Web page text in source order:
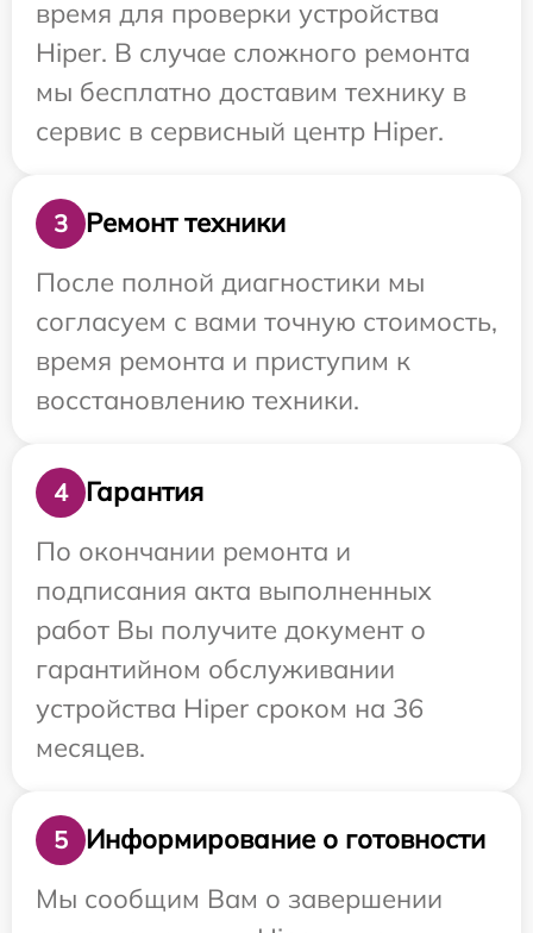
время для проверки устройства
Hiper. В случае сложного ремонта
мы бесплатно доставим технику в
сервис в сервисный центр Hiper.
3
Ремонт техники
После полной диагностики мы
согласуем с вами точную стоимость,
время ремонта и приступим к
восстановлению техники.
4
Гарантия
По окончании ремонта и
подписания акта выполненных
работ Вы получите документ о
гарантийном обслуживании
устройства Hiper сроком на 36
месяцев.
5
Информирование о готовности
Мы сообщим Вам о завершении